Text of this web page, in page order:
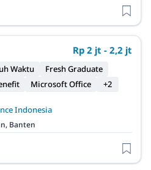
Rp 2 jt - 2,2 jt
Waktu
Fresh Graduate
Microsoft Office +2
Indonesia
Banten